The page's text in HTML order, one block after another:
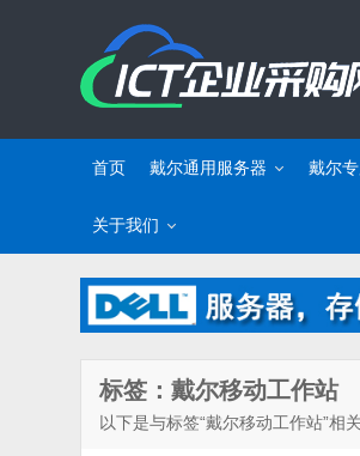
首页 戴尔通用服务器 戴尔
关于我们
标签：戴尔移动工作站
以下是与标签“戴尔移动工作站”相